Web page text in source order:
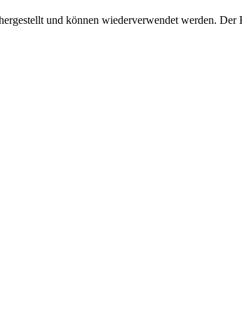
und können wiederverwendet werden.